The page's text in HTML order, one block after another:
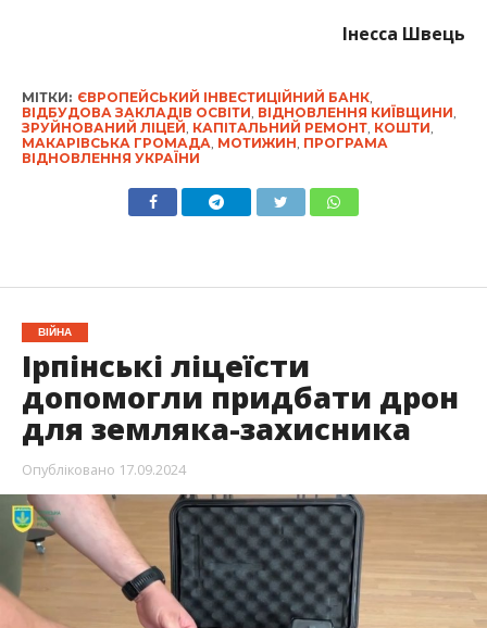
Інесса Швець
МІТКИ: ЄВРОПЕЙСЬКИЙ ІНВЕСТИЦІЙНИЙ БАНК,
ВІДБУДОВА ЗАКЛАДІВ ОСВІТИ, ВІДНОВЛЕННЯ КИЇВЩИНИ,
ЗРУЙНОВАНИЙ ЛІЦЕЙ, КАПІТАЛЬНИЙ РЕМОНТ, КОШТИ,
МАКАРІВСЬКА ГРОМАДА, МОТИЖИН, ПРОГРАМА
ВІДНОВЛЕННЯ УКРАЇНИ
ВІЙНА
Ірпінські ліцеїсти
допомогли придбати дрон
для земляка-захисника
Опубліковано 17.09.2024